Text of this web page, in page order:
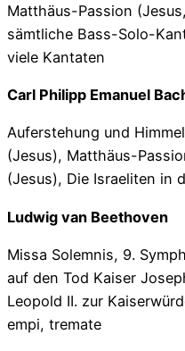
Matthäus-Passion
sämtliche Bass-Solo-
viele Kantaten
Carl Philipp Emanuel
Auferstehung und
(Jesus), Matthäus-
(Jesus), Die Israeliten in
Ludwig van Beethoven
Missa Solemnis, 9.
auf den Tod Kaiser
Leopold II. zur
empi, tremate